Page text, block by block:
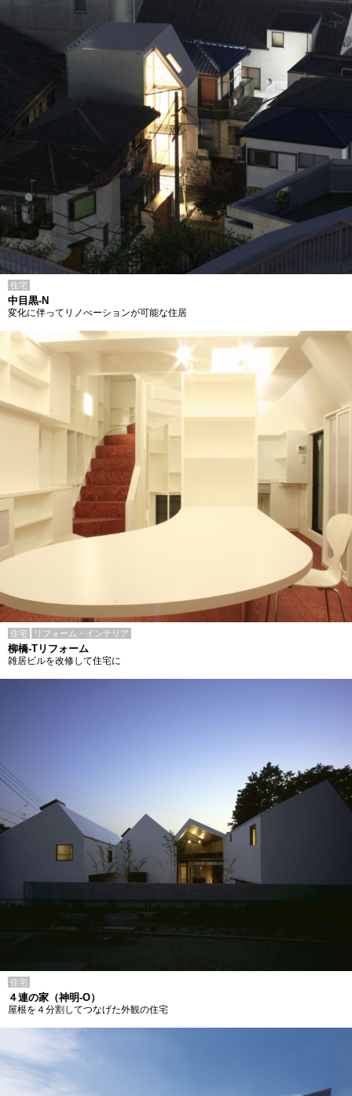
住宅
中目黒-N
変化に伴ってリノべーションが可能な住居
住宅 リフォーム・インテリア
柳橋-Tリフォーム
雑居ビルを改修して住宅に
住宅
４連の家（神明-O）
屋根を４分割してつなげた外観の住宅